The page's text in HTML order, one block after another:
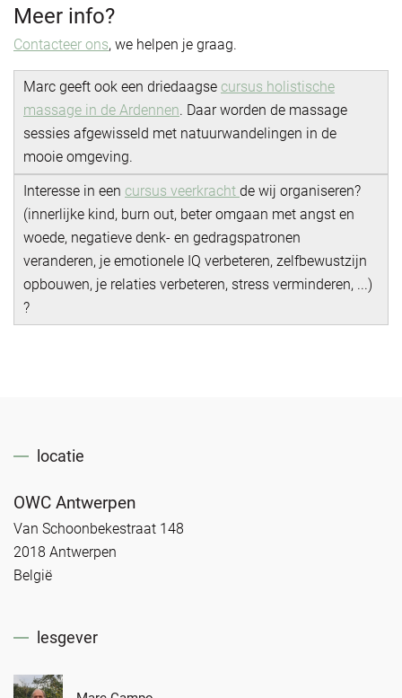
Meer info?
Contacteer ons, we helpen je graag.
Marc geeft ook een driedaagse cursus holistische
massage in de Ardennen. Daar worden de massage
sessies afgewisseld met natuurwandelingen in de
mooie omgeving.
Interesse in een cursus veerkracht de wij organiseren?
(innerlijke kind, burn out, beter omgaan met angst en
woede, negatieve denk- en gedragspatronen
veranderen, je emotionele IQ verbeteren, zelfbewustzijn
opbouwen, je relaties verbeteren, stress verminderen, ...)
?
locatie
OWC Antwerpen
Van Schoonbekestraat 148
2018 Antwerpen
België
lesgever